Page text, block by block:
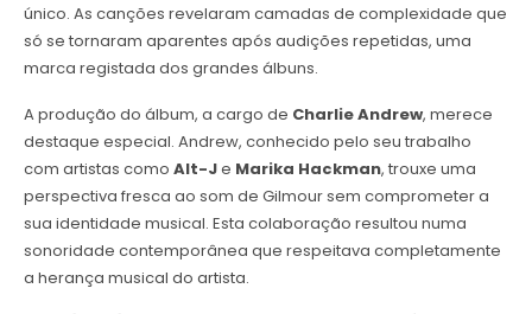
único. As canções revelaram camadas de complexidade que
só se tornaram aparentes após audições repetidas, uma
marca registada dos grandes álbuns.
A produção do álbum, a cargo de Charlie Andrew, merece
destaque especial. Andrew, conhecido pelo seu trabalho
com artistas como Alt-Je Marika Hackman, trouxe uma
perspectiva fresca ao som de Gilmour sem comprometer a
sua identidade musical. Esta colaboração resultou numa
sonoridade contemporânea que respeitava completamente
a herança musical do artista.